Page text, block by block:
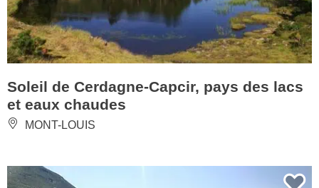
Soleil de Cerdagne-Capcir, pays des lacs
et eaux chaudes
MONT-LOUIS